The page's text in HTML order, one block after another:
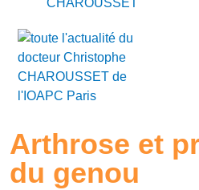
Arthrose et
du genou